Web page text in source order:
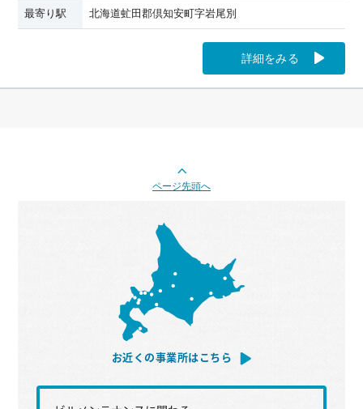
最寄り駅 北海道虻田郡倶知安町字岩尾別
詳細をみる
ページ先頭へ
お近くの事業所はこちら